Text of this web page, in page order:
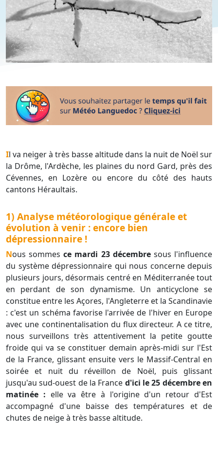
Il va neiger à très basse altitude dans la nuit de Noël sur
la Drôme, l'Ardèche, les plaines du nord Gard, près des
Cévennes, en Lozère ou encore du côté des hauts
cantons Héraultais.
1) Analyse météorologique générale et
évolution à venir : encore bien
dépressionnaire !
Nous sommesce mardi 23 décembresous l'influence
du système dépressionnaire qui nous concerne depuis
plusieurs jours, désormais centré en Méditerranée tout
en perdant de son dynamisme. Un anticyclone se
constitue entre les Açores, l'Angleterre et la Scandinavie
: c'est un schéma favorise l'arrivée de l'hiver en Europe
avec une continentalisation du flux directeur. A ce titre,
nous surveillons très attentivement la petite goutte
froide qui va se constituer demain après-midi sur l'Est
de la France, glissant ensuite vers le Massif-Central en
soirée et nuit du réveillon de Noël, puis glissant
jusqu'au sud-ouest de la France d'ici le 25 décembre en
matinée : elle va être à l'origine d'un retour d'Est
accompagné d'une baisse des températures et de
chutes de neige à très basse altitude.